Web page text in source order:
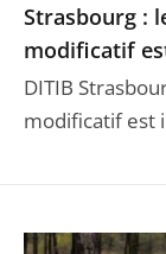
Strasbourg :
modificatif
DITIB
modificatif est